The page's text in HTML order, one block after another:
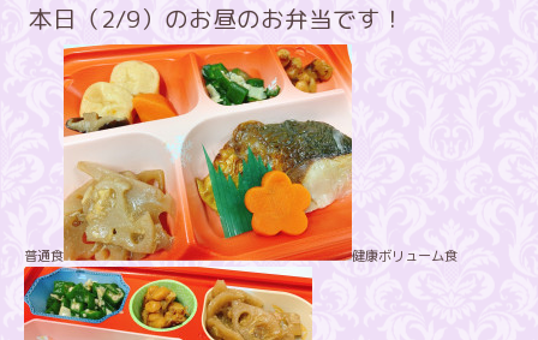
本日（2/9）のお昼のお弁当です！
普通食 健康ボリューム食